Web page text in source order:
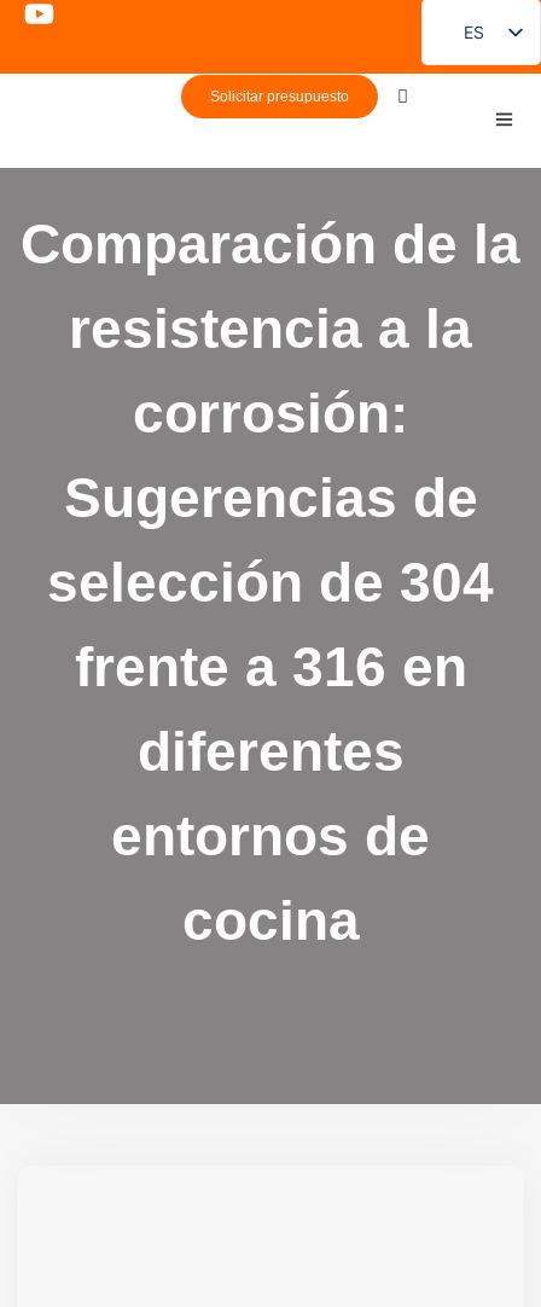
ES
EN
Solicitar presupuesto
Comparación de la
resistencia a la
corrosión:
Sugerencias de
selección de 304
frente a 316 en
diferentes
entornos de
cocina